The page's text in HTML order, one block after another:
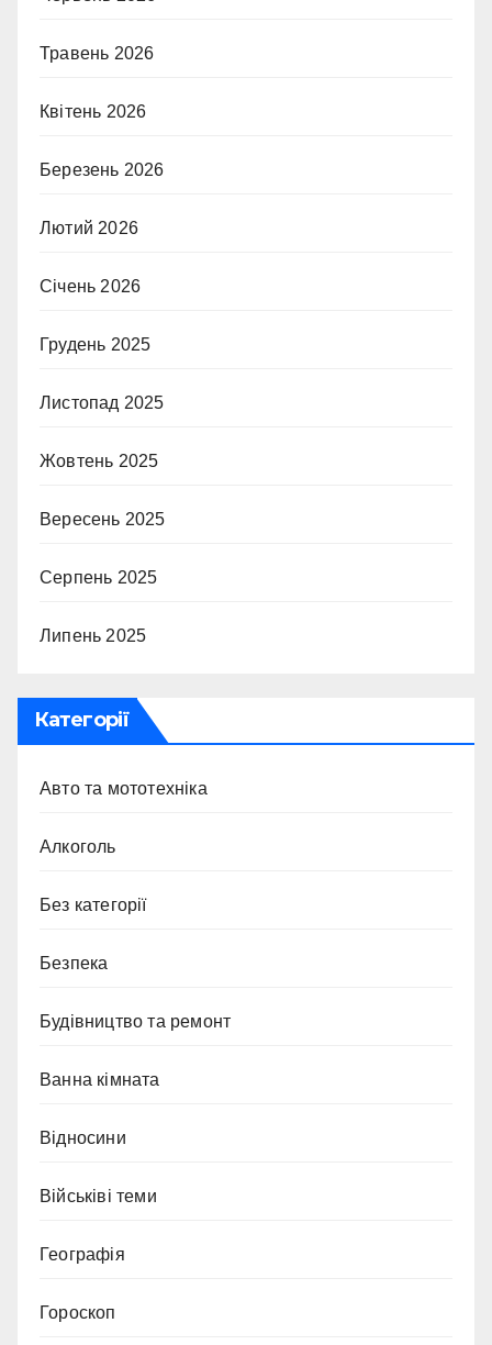
Травень 2026
Квітень 2026
Березень 2026
Лютий 2026
Січень 2026
Грудень 2025
Листопад 2025
Жовтень 2025
Вересень 2025
Серпень 2025
Липень 2025
Категорії
Авто та мототехніка
Алкоголь
Без категорії
Безпека
Будівництво та ремонт
Ванна кімната
Відносини
Військіві теми
Географія
Гороскоп